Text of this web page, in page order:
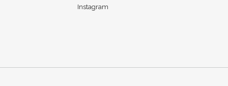
Instagram